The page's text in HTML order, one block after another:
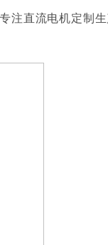
注直流电机定制